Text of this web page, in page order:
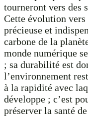
tourneront vers des
Cette évolution vers
précieuse et
carbone de la
monde numérique
; sa durabilité est
l’environnement
à la rapidité avec
développe ; c’est
préserver la santé